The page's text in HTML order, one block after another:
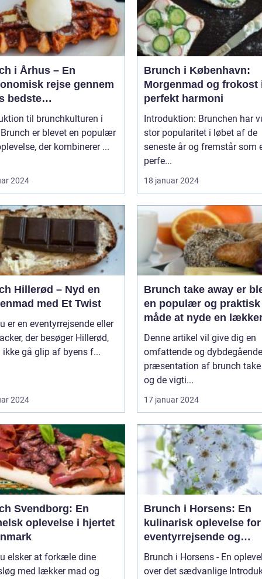
i Århus – En
rejse gennem
bedste
til brunchkulturen i
der kombinerer ...
2024
Brunch i København:
Morgenmad og frokost
perfekt harmoni
Introduktion: Brunchen har
stor popularitet i løbet af de
seneste år og fremstår som
perfe...
18 januar 2024
Hillerød – Nyd en
med Et Twist
er en eventyrrejsende eller
der besøger Hillerød,
ikke gå glip af byens f...
2024
Brunch take away er
en populær og praktisk
måde at nyde en
brunchoplevelse på,
hvor man befinder sig
Denne artikel vil give dig en
omfattende og dybdegående
præsentation af brunch
og de vigti...
17 januar 2024
Svendborg: En
oplevelse i hjertet
elsker at forkæle dine
med lækker mad og
Brunch i Horsens: En
kulinarisk oplevelse for
eventyrrejsende og
backpackere
Brunch i Horsens - En
over det sædvanlige Introduktion